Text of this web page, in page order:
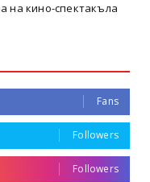
Кюстендил
Fans
Followers
Followers